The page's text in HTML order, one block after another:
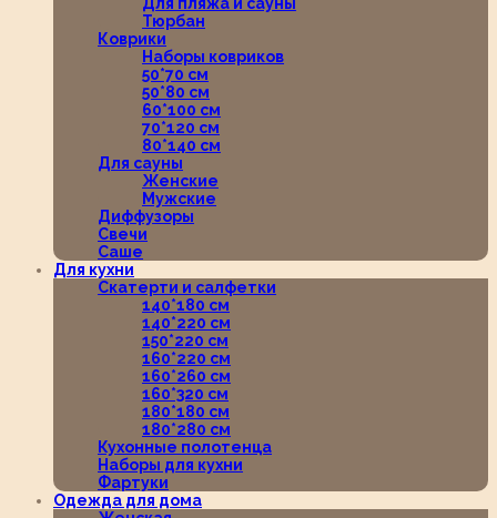
Тюрбан
Коврики
Наборы ковриков
50*70 см
50*80 см
60*100 см
70*120 см
80*140 см
Для сауны
Женские
Мужские
Диффузоры
Свечи
Саше
Для кухни
Скатерти и салфетки
140*180 см
140*220 см
150*220 см
160*220 см
160*260 см
160*320 см
180*180 см
180*280 см
Кухонные полотенца
Наборы для кухни
Фартуки
Одежда для дома